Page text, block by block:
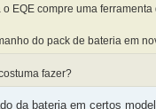
EQE compre uma
do pack de bateria em
fazer?
da bateria em certos